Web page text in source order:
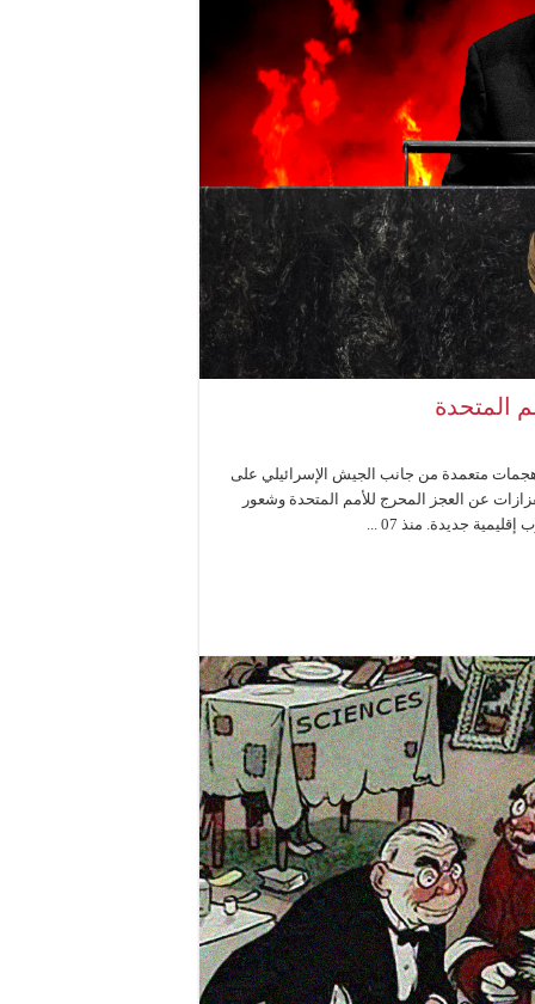
المتحدة
متعمدة من جانب الجيش الإسرائيلي على
عن العجز المحرج للأمم المتحدة وشعور
جديدة. منذ 07 ...